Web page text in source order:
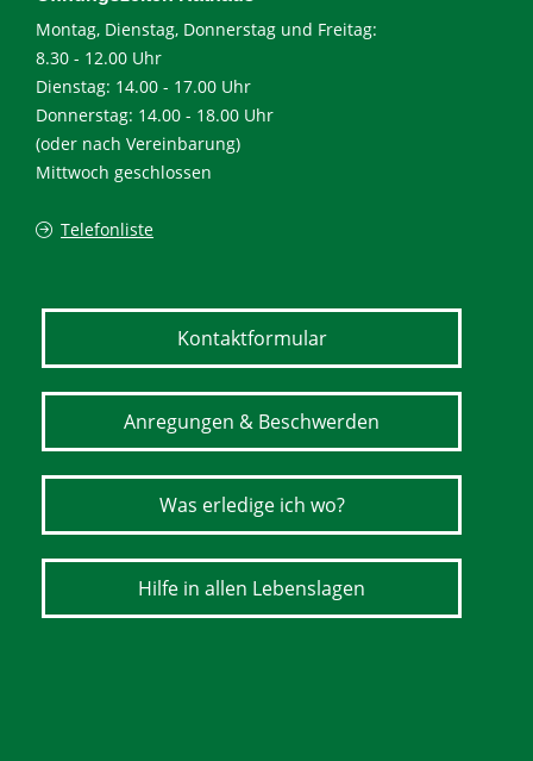
Montag, Dienstag, Donnerstag und Freitag:
8.30 - 12.00 Uhr
Dienstag: 14.00 - 17.00 Uhr
Donnerstag: 14.00 - 18.00 Uhr
(oder nach Vereinbarung)
Mittwoch geschlossen
Telefonliste
Kontaktformular
Anregungen & Beschwerden
Was erledige ich wo?
Hilfe in allen Lebenslagen